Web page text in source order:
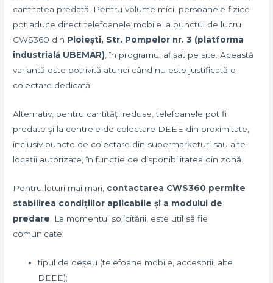
cantitatea predată. Pentru volume mici, persoanele fizice
pot aduce direct telefoanele mobile la punctul de lucru
CWS360 din Ploiești, Str. Pompelor nr. 3 (platforma
industrială UBEMAR) , în programul afișat pe site. Această
variantă este potrivită atunci când nu este justificată o
colectare dedicată.
Alternativ, pentru cantități reduse, telefoanele pot fi
predate și la centrele de colectare DEEE din proximitate,
inclusiv puncte de colectare din supermarketuri sau alte
locații autorizate, în funcție de disponibilitatea din zonă.
Pentru loturi mai mari, contactarea CWS360 permite
stabilirea condițiilor aplicabile și a modului de
predare . La momentul solicitării, este util să fie
comunicate:
tipul de deșeu (telefoane mobile, accesorii, alte
DEEE);